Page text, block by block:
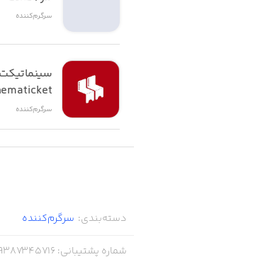
سرگرم‌کننده
سرگرم‌کننده
دسته‌بندی: سرگرم‌کننده
شماره پشتیبانی: